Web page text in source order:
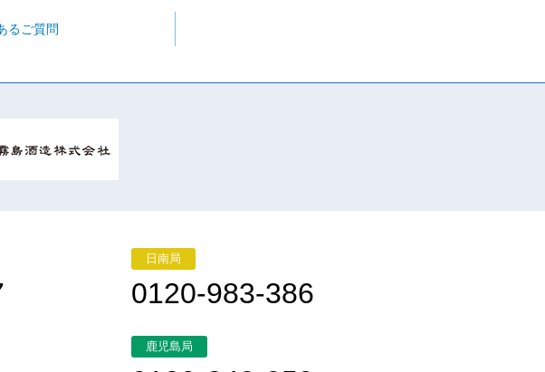
るご質問
日南局
0120-983-386
鹿児島局